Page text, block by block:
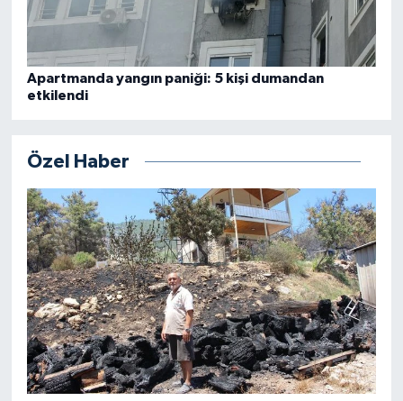
Apartmanda yangın paniği: 5 kişi dumandan
etkilendi
Özel Haber